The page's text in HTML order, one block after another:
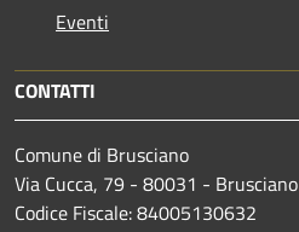
Eventi
CONTATTI
Comune di Brusciano
Via Cucca, 79 - 80031 - Brusciano
Codice Fiscale: 84005130632